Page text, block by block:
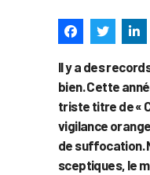
Il y a des
bien. Cette
triste titre de «
vigilance
de suffocation.
sceptiques, le